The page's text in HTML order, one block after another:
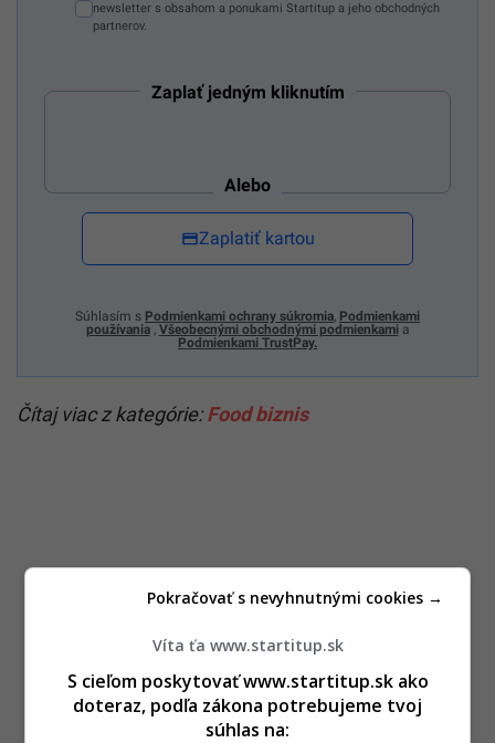
newsletter s obsahom a ponukami Startitup a jeho obchodných
partnerov.
Zaplať jedným kliknutím
Alebo
Zaplatiť kartou
Súhlasím s Podmienkami ochrany súkromia, Podmienkami
používania, Všeobecnými obchodnými podmienkami a
Podmienkami TrustPay.
Čítaj viac z kategórie:Food biznis
Víta ťa www.startitup.sk
S cieľom poskytovať www.startitup.sk ako
doteraz, podľa zákona potrebujeme tvoj
súhlas na:
Pokračovať s nevyhnutnými cookies →